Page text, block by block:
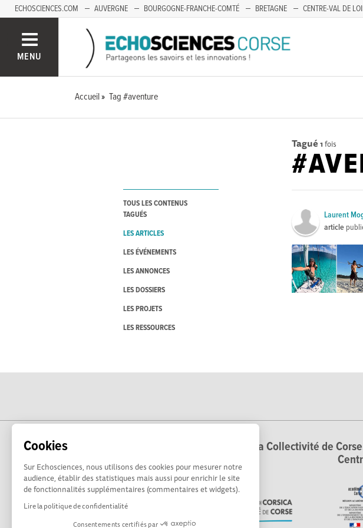
Cookies
Sur Echosciences, nous utilisons des cookies pour mesurer notre
audience, établir des statistiques mais aussi pour enrichir le site
de fonctionnalités supplémentaires (commentaires et widgets).
Lire la politique de confidentialité
Consentements certifiés par
ECHOSCIENCES.COM AUVERGNE BOURGOGNE-FRANCHE-COMTÉ BRETAGNE CENTRE-VAL DE
MENU
Accueil Tag #aventure
TOUS LES CONTENUS
TAGUÉS
LES ARTICLES
LES ÉVÉNEMENTS
LES ANNONCES
LES DOSSIERS
LES PROJETS
LES RESSOURCES
Tagué 1 fois
Laurent
article
Echosciences Corse est coordonné par la Collectivité de